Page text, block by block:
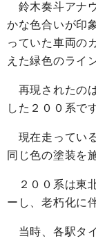
鈴木奏斗アナ
かな色合いが印
っていた車両の
えた緑色のライ
再現されたの
した２００系で
現在走ってい
同じ色の塗装を
２００系は東
ーし、老朽化に
当時、各駅タ